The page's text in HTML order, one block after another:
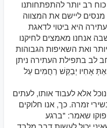
כוח רב יותר להתפתחותנו
ליישם את המצווה
היא ביטוי לדאגת
אנחנו מאמצים לחיקנו
ואת השאיפות הגבוהות
לב בתפילת העתירה ניתן
אָחִיו יְבַקֵּשׁ רַחֲמִים עַל
נוכל אלא לעבוד אותו, לעתים
זמרה. כך, אנו חלוקים
שאמר: "ברגע